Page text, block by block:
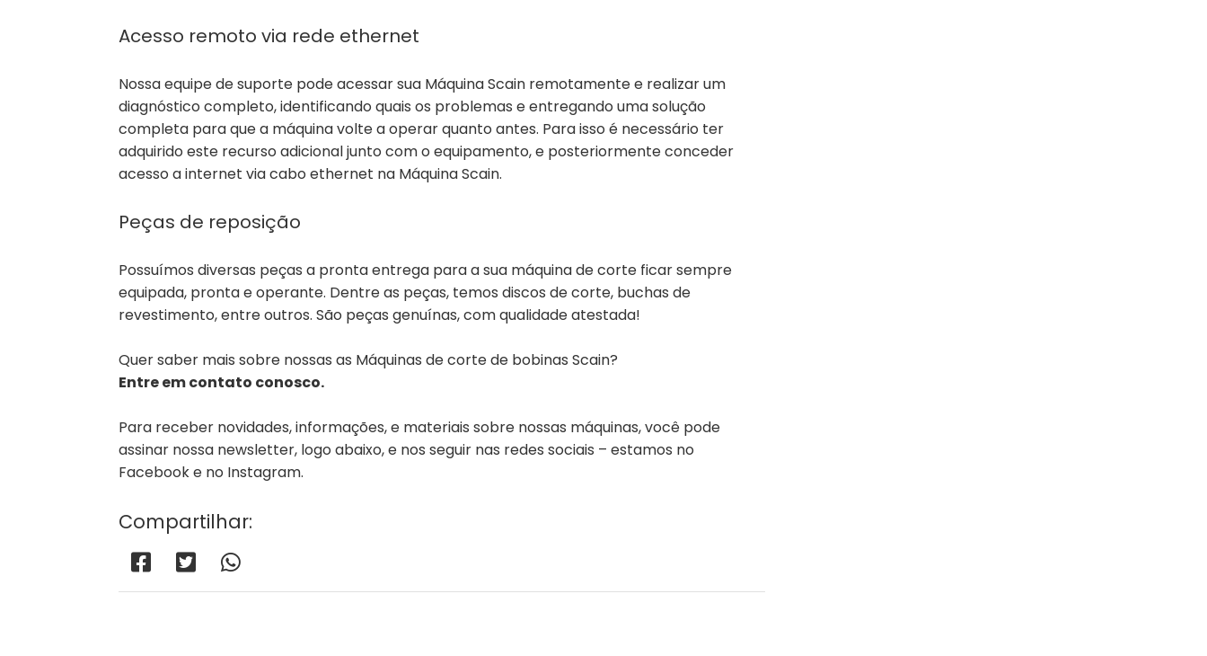
Acesso remoto via rede ethernet
Nossa equipe de suporte pode acessar sua Máquina Scain remotamente e realizar um
diagnóstico completo, identificando quais os problemas e entregando uma solução
completa para que a máquina volte a operar quanto antes. Para isso é necessário ter
adquirido este recurso adicional junto com o equipamento, e posteriormente conceder
acesso a internet via cabo ethernet na Máquina Scain.
Peças de reposição
Possuímos diversas peças a pronta entrega para a sua máquina de corte ficar sempre
equipada, pronta e operante. Dentre as peças, temos discos de corte, buchas de
revestimento, entre outros. São peças genuínas, com qualidade atestada!
Quer saber mais sobre nossas as Máquinas de corte de bobinas Scain?
Entre em contato conosco.
Para receber novidades, informações, e materiais sobre nossas máquinas, você pode
assinar nossa newsletter, logo abaixo, e nos seguir nas redes sociais – estamos no
Facebook e no Instagram.
Compartilhar: